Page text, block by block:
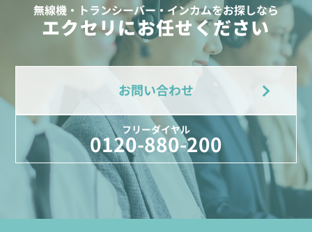
無線機・トランシーバー・インカムをお探しなら
エクセリにお任せください
お問い合わせ
フリーダイヤル
0120-880-200